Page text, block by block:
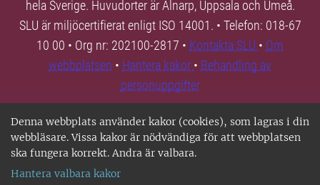
Denna webbplats använder kakor (cookies), som lagras i din
webbläsare. Vissa kakor är nödvändiga för att webbplatsen
ska fungera korrekt. Andra är valbara.
Hantera valbara kakor
hela Sverige. Huvudorter är Alnarp, Uppsala och Umeå.
SLU är miljöcertifierat enligt ISO 14001. • Telefon: 018-67
10 00 • Org nr: 202100-2817 • Kontakta SLU • Om
webbplatsen • Hantera kakor • Behandling av
personuppgifter